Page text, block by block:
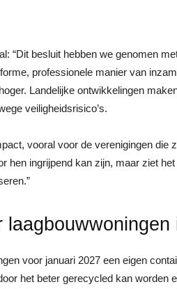
“Dit besluit hebben we genomen
professionele manier van
Landelijke ontwikkelingen
veiligheidsrisico’s.
vooral voor de verenigingen die
hen ingrijpend kan zijn, maar ziet
laagbouwwoningen
voor januari 2027 een eigen
het beter gerecycled kan worden